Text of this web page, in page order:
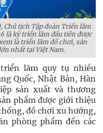
, Chủ tịch Tập đoàn Triển lãm
là kỳ triển lãm đầu tiên được
là triển lãm đồ chơi, sản
nhất tại Việt Nam.
lãm quy tụ nhiều
Quốc, Nhật Bản, Hàn
sản xuất và thương
phẩm được giới thiệu
đồ chơi xu hướng,
phòng phẩm đến các